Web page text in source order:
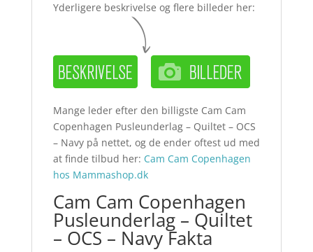
Yderligere beskrivelse og flere billeder her:
Mange leder efter den billigste Cam Cam
Copenhagen Pusleunderlag – Quiltet – OCS
– Navy på nettet, og de ender oftest ud med
at finde tilbud her: Cam Cam Copenhagen
hos Mammashop.dk
Cam Cam Copenhagen
Pusleunderlag – Quiltet
– OCS – Navy Fakta